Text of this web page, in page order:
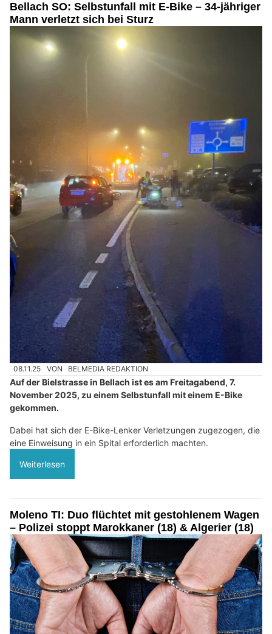
Bellach SO: Selbstunfall mit E-Bike – 34-jähriger
Mann verletzt sich bei Sturz
08.11.25 VON BELMEDIA REDAKTION
Auf der Bielstrasse in Bellach ist es am Freitagabend, 7.
November 2025, zu einem Selbstunfall mit einem E-Bike
gekommen.
Dabei hat sich der E-Bike-Lenker Verletzungen zugezogen, die
eine Einweisung in ein Spital erforderlich machten.
Weiterlesen
Moleno TI: Duo flüchtet mit gestohlenem Wagen
– Polizei stoppt Marokkaner (18) & Algerier (18)